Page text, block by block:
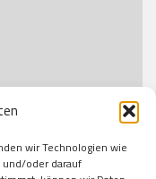
wir Technologien wie
und/oder darauf